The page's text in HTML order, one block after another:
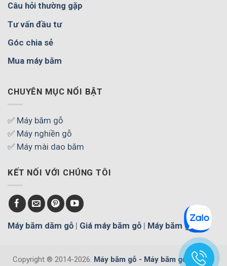
Câu hỏi thường gặp
Tư vấn đầu tư
Góc chia sẻ
Mua máy băm
CHUYÊN MỤC NỔI BẬT
✅ Máy băm gỗ
✅ Máy nghiền gỗ
✅ Máy mài dao băm
KẾT NỐI VỚI CHÚNG TÔI
Máy băm dăm gỗ | Giá máy băm gỗ | Máy băm gỗ
Copyright ® 2014-2026. Máy băm gỗ - Máy băm gỗ cây, gỗ